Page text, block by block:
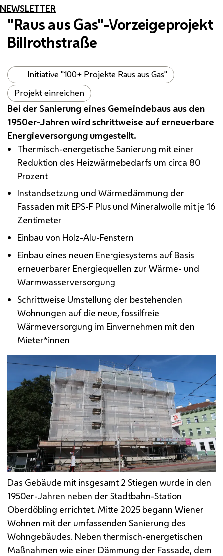
NEWSLETTER
"Raus aus Gas"-Vorzeigeprojekt
Billrothstraße
Initiative "100+ Projekte Raus aus Gas"
Projekt einreichen
Bei der Sanierung eines Gemeindebaus aus den
1950er-Jahren wird schrittweise auf erneuerbare
Energieversorgung umgestellt.
Thermisch-energetische Sanierung mit einer
Reduktion des Heizwärmebedarfs um circa 80
Prozent
Instandsetzung und Wärmedämmung der
Fassaden mit EPS-F Plus und Mineralwolle mit je 16
Zentimeter
Einbau von Holz-Alu-Fenstern
Einbau eines neuen Energiesystems auf Basis
erneuerbarer Energiequellen zur Wärme- und
Warmwasserversorgung
Schrittweise Umstellung der bestehenden
Wohnungen auf die neue, fossilfreie
Wärmeversorgung im Einvernehmen mit den
Mieter*innen
Das Gebäude mit insgesamt 2 Stiegen wurde in den
1950er-Jahren neben der Stadtbahn-Station
Oberdöbling errichtet. Mitte 2025 begann Wiener
Wohnen mit der umfassenden Sanierung des
Wohngebäudes. Neben thermisch-energetischen
Maßnahmen wie einer Dämmung der Fassade, dem